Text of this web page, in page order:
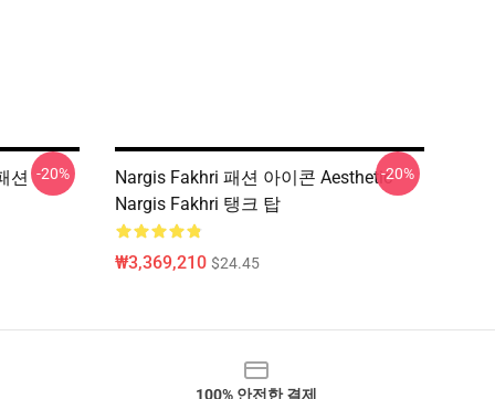
션 -20%
Nargis Fakhri 패션 아이콘 Aesthetic
Nargis Fakhri 탱크 탑
₩3,369,210 $24.45
-20%
100% 안전한 결제